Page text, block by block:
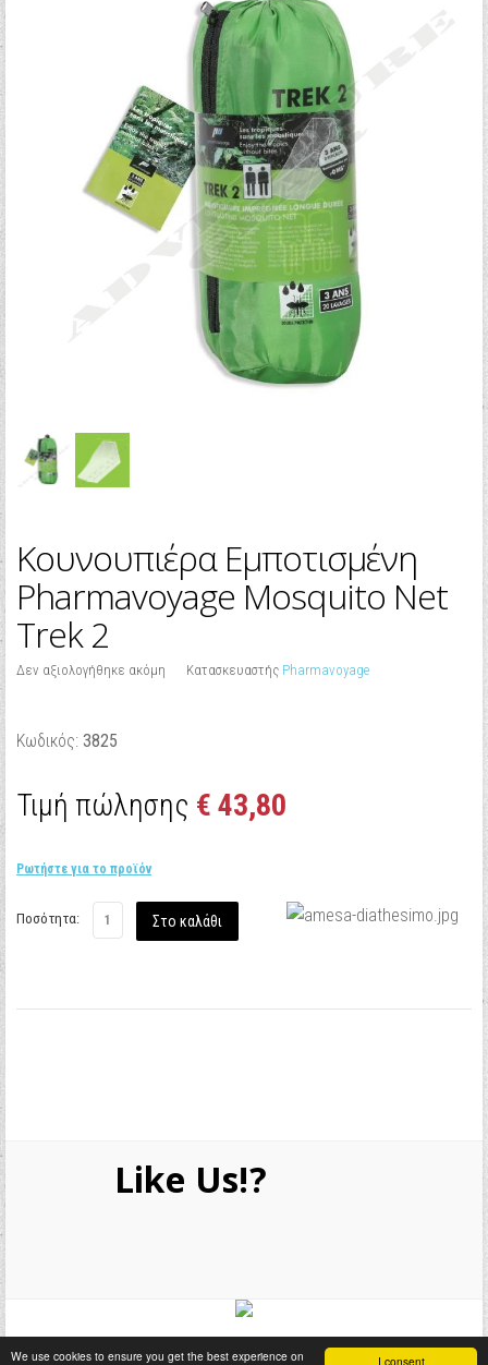
I consent
We use cookies to ensure you get the best experience on
Κουνουπιέρα Εμποτισμένη
Pharmavoyage Mosquito Net
Trek 2
Δεν αξιολογήθηκε ακόμη Κατασκευαστής Pharmavoyage
Κωδικός: 3825
Τιμή πώλησης € 43,80
Ρωτήστε για το προϊόν
Ποσότητα:
Like Us!?